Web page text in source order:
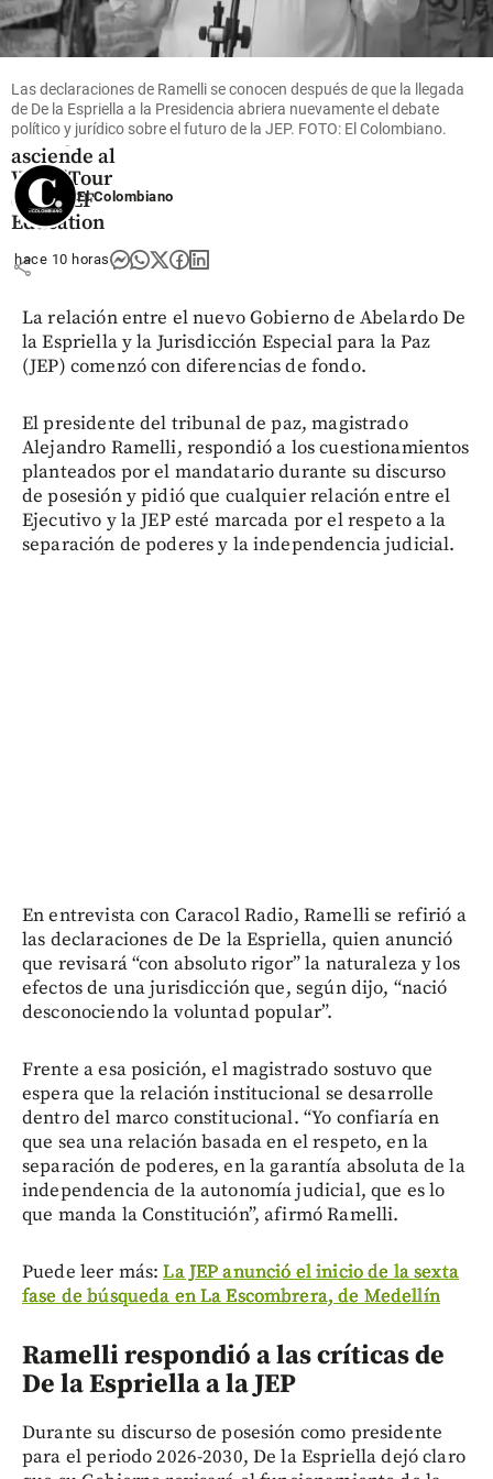
Deportes
El premio
constancia:
Juan Felipe
Rodríguez
asciende al
WorldTour
con el EF
Education
share
Las declaraciones de Ramelli se conocen después de que la llegada
de De la Espriella a la Presidencia abriera nuevamente el debate
político y jurídico sobre el futuro de la JEP. FOTO: El Colombiano.
El Colombiano
hace 10 horas
La relación entre el nuevo Gobierno de Abelardo De
la Espriella y la Jurisdicción Especial para la Paz
(JEP) comenzó con diferencias de fondo.
El presidente del tribunal de paz, magistrado
Alejandro Ramelli, respondió a los cuestionamientos
planteados por el mandatario durante su discurso
de posesión y pidió que cualquier relación entre el
Ejecutivo y la JEP esté marcada por el respeto a la
separación de poderes y la independencia judicial.
En entrevista con Caracol Radio, Ramelli se refirió a
las declaraciones de De la Espriella, quien anunció
que revisará “con absoluto rigor” la naturaleza y los
efectos de una jurisdicción que, según dijo, “nació
desconociendo la voluntad popular”.
Frente a esa posición, el magistrado sostuvo que
espera que la relación institucional se desarrolle
dentro del marco constitucional. “Yo confiaría en
que sea una relación basada en el respeto, en la
separación de poderes, en la garantía absoluta de la
independencia de la autonomía judicial, que es lo
que manda la Constitución”, afirmó Ramelli.
Puede leer más:La JEP anunció el inicio de la sexta
fase de búsqueda en La Escombrera, de Medellín
Ramelli respondió a las críticas de
De la Espriella a la JEP
Durante su discurso de posesión como presidente
para el periodo 2026-2030, De la Espriella dejó claro